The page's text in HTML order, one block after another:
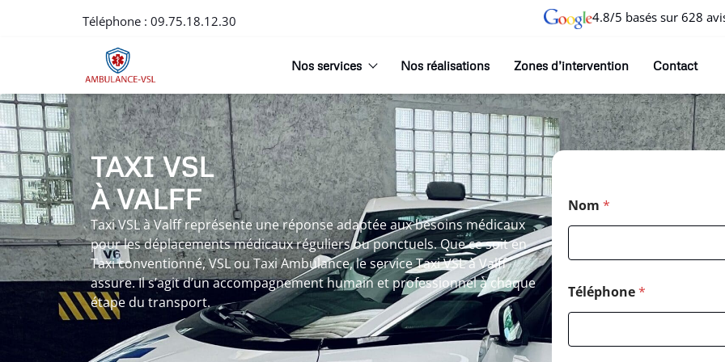
Téléphone : 09.75.18.12.30 4.8/5 basés sur 628
Nos services Nos réalisations Zones d’intervention Contact
TAXI VSL
À VALFF
Taxi VSL à Valff représente une réponse adaptée aux besoins médicaux
pour les déplacements médicaux réguliers ou ponctuels. Que ce soit en
Taxi conventionné, VSL ou Taxi Ambulance, le service Taxi VSL à Valff
assure. Il s’agit d’un accompagnement humain et professionnel à chaque
étape du transport.
Nom *
Téléphone*